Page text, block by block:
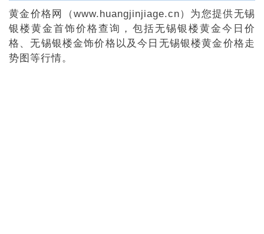
黄金价格网（www.huangjinjiage.cn）为您提供无锡
银楼黄金首饰价格查询，包括无锡银楼黄金今日价
格、无锡银楼金饰价格以及今日无锡银楼黄金价格走
势图等行情。